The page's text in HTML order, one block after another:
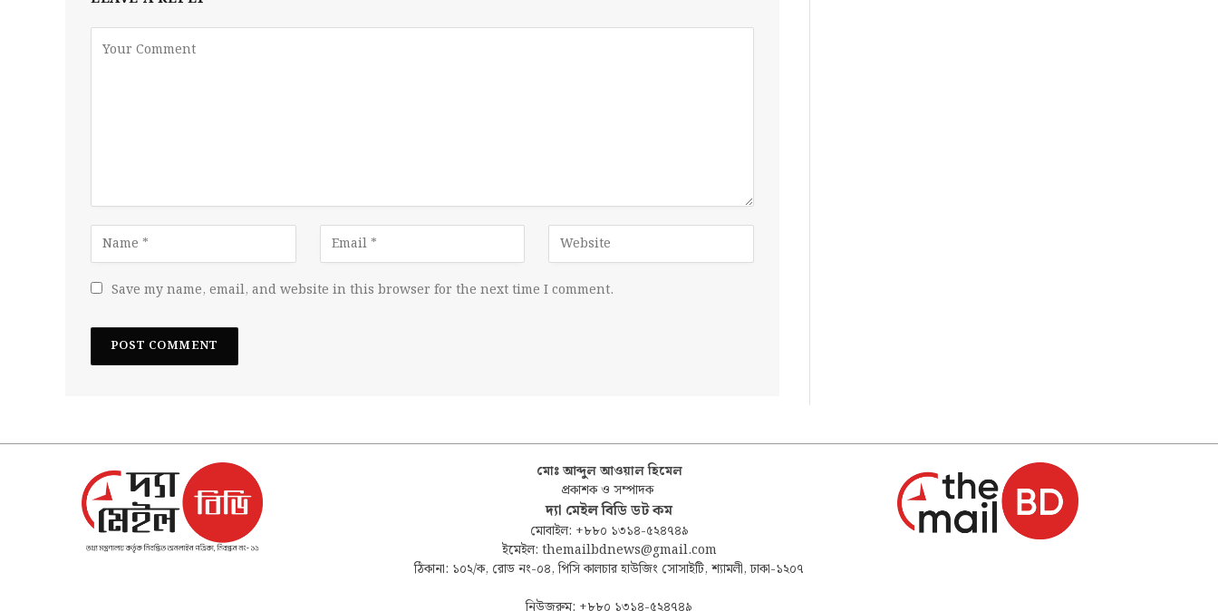
Save my name, email, and website in this browser for the next time I comment.
মোঃ আব্দুল আওয়াল হিমেল
প্রকাশক ও সম্পাদক
দ্যা মেইল বিডি ডট কম
মোবাইল: +৮৮০ ১৩১৪-৫২৪৭৪৯
ইমেইল: themailbdnews@gmail.com
ঠিকানা: ১০২/ক, রোড নং-০৪, পিসি কালচার হাউজিং সোসাইটি, শ্যামলী, ঢাকা-১২০৭